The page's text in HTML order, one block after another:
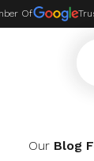
Of
Our Blog